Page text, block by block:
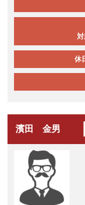
休
濱田 金男